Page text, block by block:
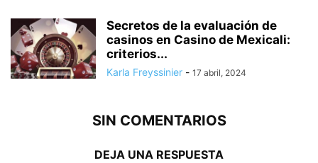
Secretos de la evaluación de
casinos en Casino de Mexicali:
сriterios...
Karla Freyssinier - 17 abril, 2024
SIN COMENTARIOS
DEJA UNA RESPUESTA